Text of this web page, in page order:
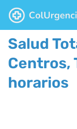
Salud
Centros,
horarios